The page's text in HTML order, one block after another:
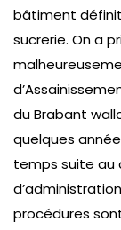
bâtiment
sucrerie. On a
du Brabant
quelques
temps suite au
procédures